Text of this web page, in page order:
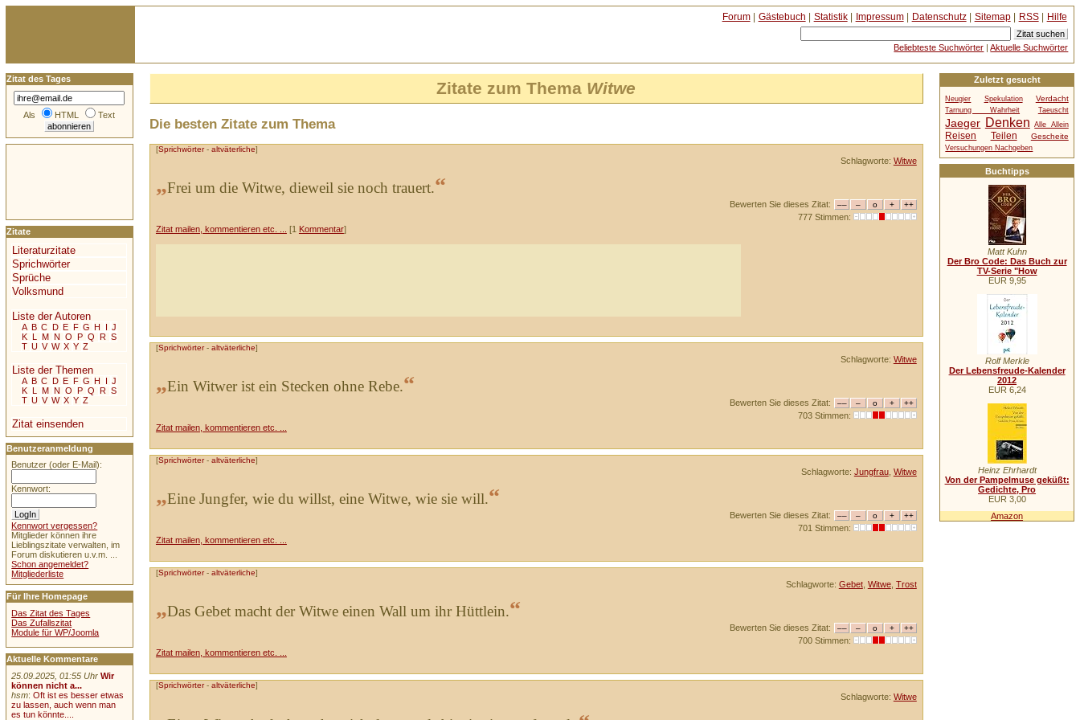
Zitate zum Thema Witwe
Die besten Zitate zum Thema
[Sprichwörter- altväterliche]
Schlagworte: Witwe
„Frei um die Witwe, dieweil sie noch trauert.“
Bewerten Sie dieses Zitat:
777 Stimmen:
Zitat mailen, kommentieren etc. ...
[1 Kommentar]
[Sprichwörter- altväterliche]
Schlagworte: Witwe
„Ein Witwer ist ein Stecken ohne Rebe.“
Bewerten Sie dieses Zitat:
703 Stimmen:
Zitat mailen, kommentieren etc. ...
[Sprichwörter- altväterliche]
Schlagworte: Jungfrau, Witwe
„Eine Jungfer, wie du willst, eine Witwe, wie sie will.“
Bewerten Sie dieses Zitat:
701 Stimmen:
Zitat mailen, kommentieren etc. ...
[Sprichwörter- altväterliche]
Schlagworte: Gebet, Witwe, Trost
„Das Gebet macht der Witwe einen Wall um ihr Hüttlein.“
Bewerten Sie dieses Zitat:
700 Stimmen:
Zitat mailen, kommentieren etc. ...
[Sprichwörter- altväterliche]
Schlagworte: Witwe
Zuletzt gesucht
Neugier Spekulation Verdacht
Tarnung Wahrheit Taeuscht
Jaeger Denken Alle Allein
Reisen Teilen Gescheite
Versuchungen Nachgeben
Buchtipps
Matt Kuhn
Der Bro Code: Das Buch zur
TV-Serie "How
EUR 9,95
Rolf Merkle
Der Lebensfreude-Kalender
2012
EUR 6,24
Heinz Ehrhardt
Von der Pampelmuse geküßt:
Gedichte, Pro
EUR 3,00
Amazon
Zitat des Tages
Als HTML Text
Zitate
Literaturzitate
Sprichwörter
Sprüche
Volksmund
Liste der Autoren
A B C D E F G H I J
K L M N O P Q R S
T U V W X Y Z
Liste der Themen
A B C D E F G H I J
K L M N O P Q R S
T U V W X Y Z
Zitat einsenden
Benutzeranmeldung
Benutzer (oder E-Mail):
Kennwort:
Kennwort vergessen?
Mitglieder können ihre
Lieblingszitate verwalten, im
Forum diskutieren u.v.m. ...
Schon angemeldet?
Mitgliederliste
Für Ihre Homepage
Das Zitat des Tages
Das Zufallszitat
Module für WP/Joomla
Aktuelle Kommentare
25.09.2025, 01:55 Uhr Wir
können nicht a...
hsm:Oft ist es besser etwas
zu lassen, auch wenn man
es tun könnte....
Forum| Gästebuch | Statistik| Impressum| Datenschutz| Sitemap| RSS| Hilfe
Beliebteste Suchwörter |Aktuelle Suchwörter